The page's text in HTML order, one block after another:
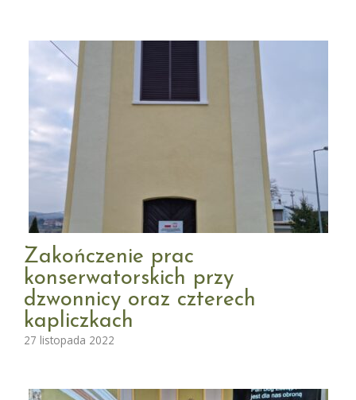
Zakończenie prac
konserwatorskich przy
dzwonnicy oraz czterech
kapliczkach
27 listopada 2022